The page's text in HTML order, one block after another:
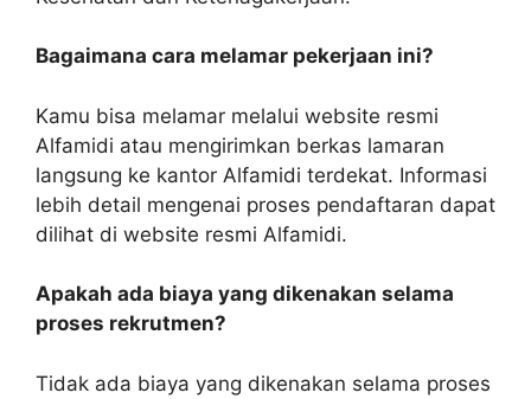
Bagaimana cara melamar pekerjaan ini?
Kamu bisa melamar melalui website resmi
Alfamidi atau mengirimkan berkas lamaran
langsung ke kantor Alfamidi terdekat. Informasi
lebih detail mengenai proses pendaftaran dapat
dilihat di website resmi Alfamidi.
Apakah ada biaya yang dikenakan selama
proses rekrutmen?
Tidak ada biaya yang dikenakan selama proses